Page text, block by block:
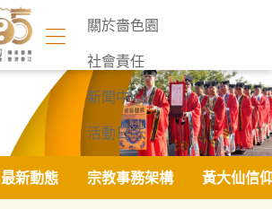
關於嗇色園
社會責任
新聞中心
活動日誌
聯絡我們
最新動態 宗教事務架構 黃大仙信